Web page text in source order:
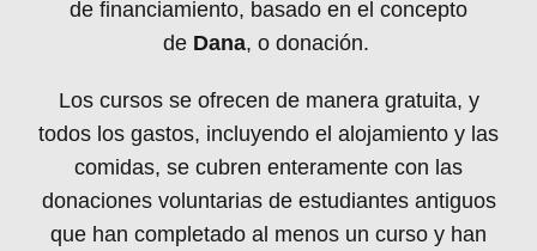
de financiamiento, basado en el concepto
de Dana, o donación.
Los cursos se ofrecen de manera gratuita, y
todos los gastos, incluyendo el alojamiento y las
comidas, se cubren enteramente con las
donaciones voluntarias de estudiantes antiguos
que han completado al menos un curso y han